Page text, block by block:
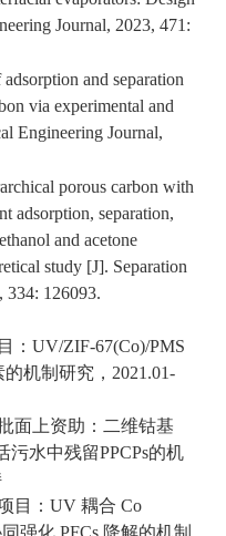
Journal, 2023, 471:
and separation
via experimental and
Engineering Journal,
porous carbon with
adsorption, separation,
and acetone
study [J]. Separation
334: 126093.
： UV/ZIF-67(Co)/PMS
机制研究， 2021.01-
面上资助：二维钴基
污水中残留PPCPs的机
目： UV 耦合 Co
强化 PFCs 降解的机制